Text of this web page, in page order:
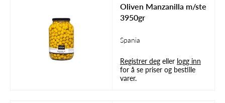
Oliven Manzanilla m/ste
3950gr
Spania
Registrer deg eller logg inn
for å se priser og bestille
varer.